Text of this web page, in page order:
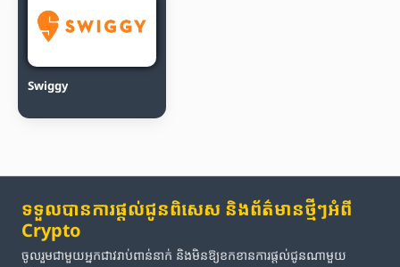
Swiggy
ទទួលបានការផ្តល់ជូនពិសេស និងព័ត៌មានថ្មីៗអំពី
Crypto
ចូលរួមជាមួយអ្នកជាវរាប់ពាន់នាក់ និងមិនឱ្យខកខានការផ្តល់ជូនណាមួយ